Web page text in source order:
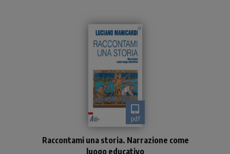
pdf
narrante che vive di storie
Raccontami una storia. Narrazione come
luogo educativo